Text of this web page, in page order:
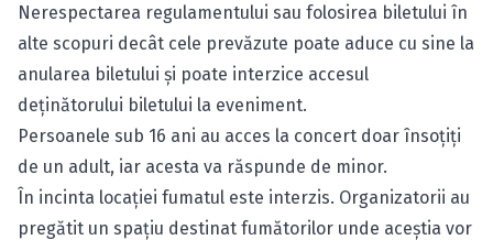
Nerespectarea regulamentului sau folosirea biletului în
alte scopuri decât cele prevăzute poate aduce cu sine la
anularea biletului şi poate interzice accesul
deţinătorului biletului la eveniment.
Persoanele sub 16 ani au acces la concert doar însoţiţi
de un adult, iar acesta va răspunde de minor.
În incinta locaţiei fumatul este interzis. Organizatorii au
pregătit un spaţiu destinat fumătorilor unde aceştia vor